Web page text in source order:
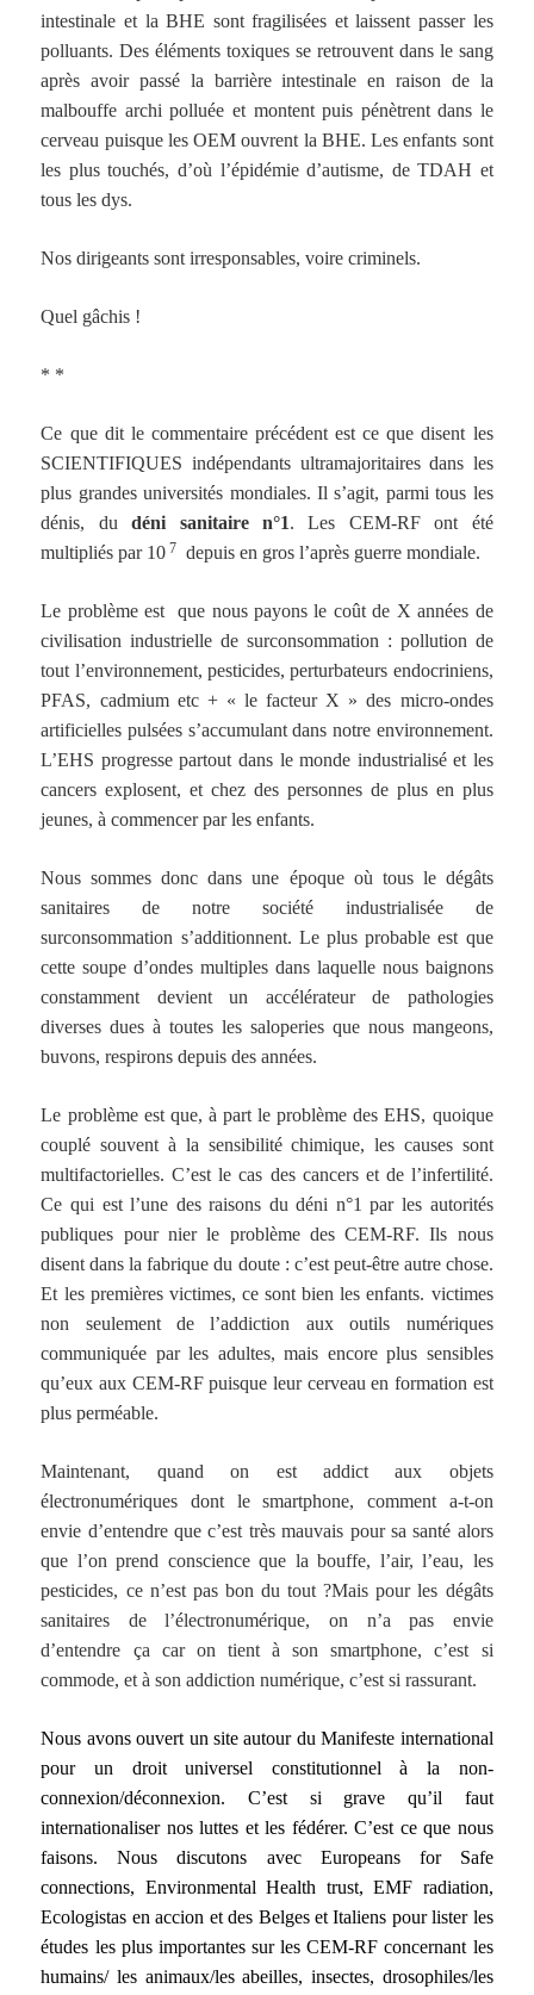
intestinale et la BHE sont fragilisées et laissent passer les
polluants. Des éléments toxiques se retrouvent dans le sang
après avoir passé la barrière intestinale en raison de la
malbouffe archi polluée et montent puis pénètrent dans le
cerveau puisque les OEM ouvrent la BHE. Les enfants sont
les plus touchés, d’où l’épidémie d’autisme, de TDAH et
tous les dys.
Nos dirigeants sont irresponsables, voire criminels.
Quel gâchis !
* *
Ce que dit le commentaire précédent est ce que disent les
SCIENTIFIQUES indépendants ultramajoritaires dans les
plus grandes universités mondiales. Il s’agit, parmi tous les
dénis, dudéni sanitaire n°1. Les CEM-RF ont été
multipliés par 10 7 depuis en gros l’après guerre mondiale.
Le problème est que nous payons le coût de X années de
civilisation industrielle de surconsommation : pollution de
tout l’environnement, pesticides, perturbateurs endocriniens,
PFAS, cadmium etc + « le facteur X » des micro-ondes
artificielles pulsées s’accumulant dans notre environnement.
L’EHS progresse partout dans le monde industrialisé et les
cancers explosent, et chez des personnes de plus en plus
jeunes, à commencer par les enfants.
Nous sommes donc dans une époque où tous le dégâts
sanitaires de notre société industrialisée de
surconsommation s’additionnent. Le plus probable est que
cette soupe d’ondes multiples dans laquelle nous baignons
constamment devient un accélérateur de pathologies
diverses dues à toutes les saloperies que nous mangeons,
buvons, respirons depuis des années.
Le problème est que, à part le problème des EHS, quoique
couplé souvent à la sensibilité chimique, les causes sont
multifactorielles. C’est le cas des cancers et de l’infertilité.
Ce qui est l’une des raisons du déni n°1 par les autorités
publiques pour nier le problème des CEM-RF. Ils nous
disent dans la fabrique du doute : c’est peut-être autre chose.
Et les premières victimes, ce sont bien les enfants. victimes
non seulement de l’addiction aux outils numériques
communiquée par les adultes, mais encore plus sensibles
qu’eux aux CEM-RF puisque leur cerveau en formation est
plus perméable.
Maintenant, quand on est addict aux objets
électronumériques dont le smartphone, comment a-t-on
envie d’entendre que c’est très mauvais pour sa santé alors
que l’on prend conscience que la bouffe, l’air, l’eau, les
pesticides, ce n’est pas bon du tout ?Mais pour les dégâts
sanitaires de l’électronumérique, on n’a pas envie
d’entendre ça car on tient à son smartphone, c’est si
commode, et à son addiction numérique, c’est si rassurant.
Nous avons ouvert un site autour du Manifeste international
pour un droit universel constitutionnel à la non-
connexion/déconnexion. C’est si grave qu’il faut
internationaliser nos luttes et les fédérer. C’est ce que nous
faisons. Nous discutons avec Europeans for Safe
connections, Environmental Health trust, EMF radiation,
Ecologistas en accion et des Belges et Italiens pour lister les
études les plus importantes sur les CEM-RF concernant les
humains/ les animaux/les abeilles, insectes, drosophiles/les